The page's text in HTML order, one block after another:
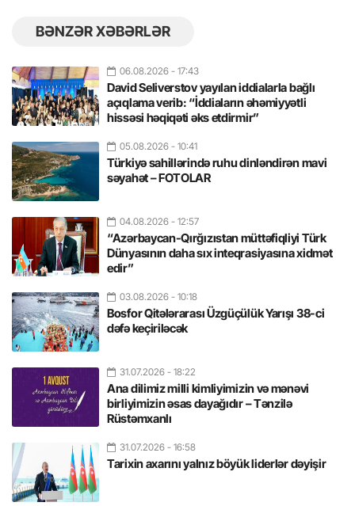
BƏNZƏR XƏBƏRLƏR
06.08.2026 - 17:43
David Seliverstov yayılan iddialarla bağlı
açıqlama verib: “İddiaların əhəmiyyətli
hissəsi həqiqəti əks etdirmir”
05.08.2026 - 10:41
Türkiyə sahillərində ruhu dinləndirən mavi
səyahət – FOTOLAR
04.08.2026 - 12:57
“Azərbaycan-Qırğızıstan müttəfiqliyi Türk
Dünyasının daha sıx inteqrasiyasına xidmət
edir”
03.08.2026 - 10:18
Bosfor Qitələrarası Üzgüçülük Yarışı 38-ci
dəfə keçiriləcək
31.07.2026 - 18:22
Ana dilimiz milli kimliyimizin və mənəvi
birliyimizin əsas dayağıdır – Tənzilə
Rüstəmxanlı
31.07.2026 - 16:58
Tarixin axarını yalnız böyük liderlər dəyişir